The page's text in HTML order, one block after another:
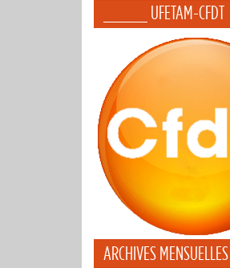
_____ UFETAM-CFDT
ARCHIVES MENSUELLES